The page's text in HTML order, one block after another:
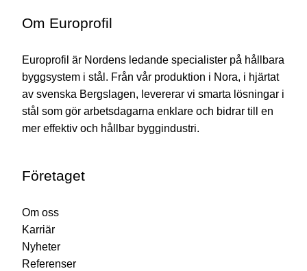
Om Europrofil
Europrofil är Nordens ledande specialister på hållbara
byggsystem i stål. Från vår produktion i Nora, i hjärtat
av svenska Bergslagen, levererar vi smarta lösningar i
stål som gör arbetsdagarna enklare och bidrar till en
mer effektiv och hållbar byggindustri.
Företaget
Om oss
Karriär
Nyheter
Referenser